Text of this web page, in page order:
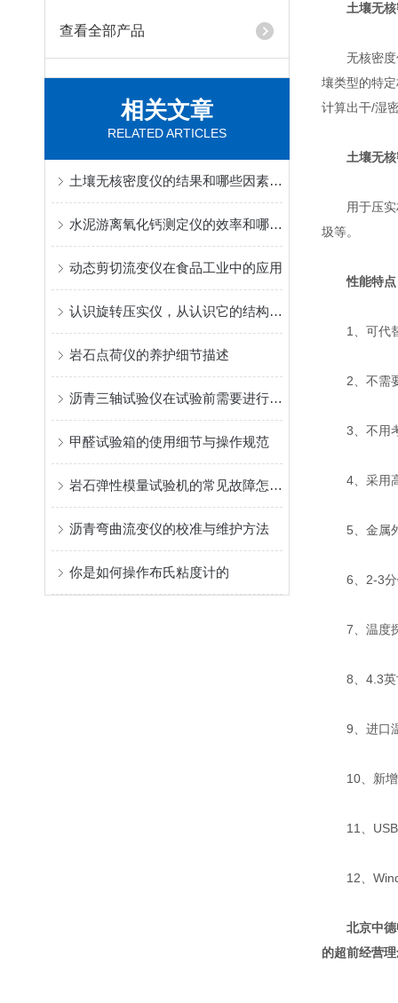
查看全部产品
相关文章
RELATED ARTICLES
土壤无核密度仪的结果和哪些因素有关
水泥游离氧化钙测定仪的效率和哪些方面有关
动态剪切流变仪在食品工业中的应用
认识旋转压实仪，从认识它的结构特点开始
岩石点荷仪的养护细节描述
沥青三轴试验仪在试验前需要进行哪些必要的调试？
甲醛试验箱的使用细节与操作规范
岩石弹性模量试验机的常见故障怎么解决
沥青弯曲流变仪的校准与维护方法
你是如何操作布氏粘度计的
土壤无
无核密度仪
壤类型的特
计算出干/湿
土壤无
用于压实材
圾等。
性能特
1、可代替
2、不需要
3、不用考
4、采用高
5、金属外
6、2-3分
7、温度探
8、4.3英寸
9、进口温
10、新增了
11、USB
12、
北京中
的超前经营